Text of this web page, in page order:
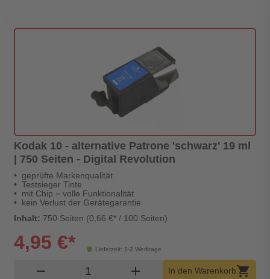
Kodak 10 - alternative Patrone 'schwarz' 19 ml
| 750 Seiten - Digital Revolution
geprüfte Markenqualität
Testsieger Tinte
mit Chip = volle Funktionalität
kein Verlust der Gerätegarantie
Inhalt: 750 Seiten (0,66 €* / 100 Seiten)
Lieferzeit: 1-2 Werktage
4,95 €*
remove Produkt Warenkorb Menge
add In den Warenkorbshopping_cart